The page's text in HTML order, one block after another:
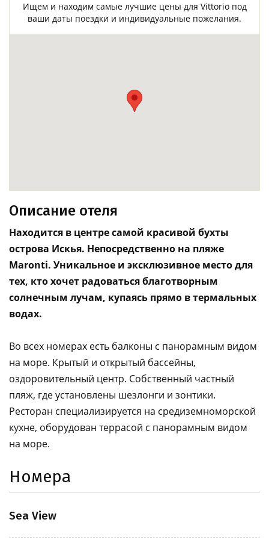
Ищем и находим самые лучшие цены для Vittorio под
ваши даты поездки и индивидуальные пожелания.
Описание отеля
Находится в центре самой красивой бухты
острова Искья. Непосредственно на пляже
Maronti. Уникальное и эксклюзивное место для
тех, кто хочет радоваться благотворным
солнечным лучам, купаясь прямо в термальных
водах.
Во всех номерах есть балконы с панорамным видом
на море. Крытый и открытый бассейны,
оздоровительный центр. Собственный частный
пляж, где установлены шезлонги и зонтики.
Ресторан специализируется на средиземноморской
кухне, оборудован террасой с панорамным видом
на море.
Номера
Sea View